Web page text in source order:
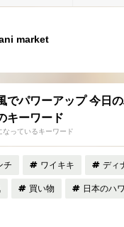
market
でパワーアップ 今日
キーワード
っているキーワード
チ ワイキキ ディ
買い物 日本のハ